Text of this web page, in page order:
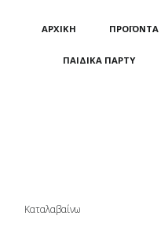
ΑΡΧΙΚΉ ΠΡΟΪΌΝΤΑ
ΠΑΙΔΙΚΆ ΠΆΡΤΥ
Καταλαβαίνω